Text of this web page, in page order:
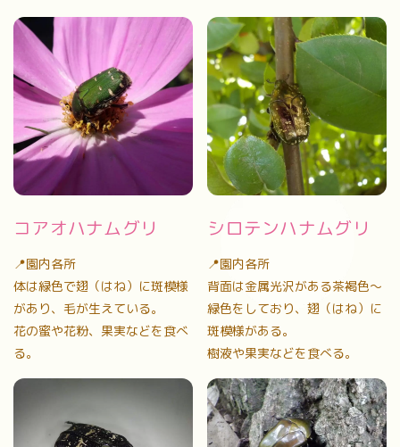
コアオハナムグリ
📍園内各所
体は緑色で翅（はね）に斑模様
があり、毛が生えている。
花の蜜や花粉、果実などを食べ
る。
シロテンハナムグリ
📍園内各所
背面は金属光沢がある茶褐色〜
緑色をしており、翅（はね）に
斑模様がある。
樹液や果実などを食べる。